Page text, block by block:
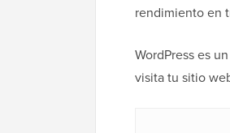
rendimiento en
WordPress es un
visita tu sitio